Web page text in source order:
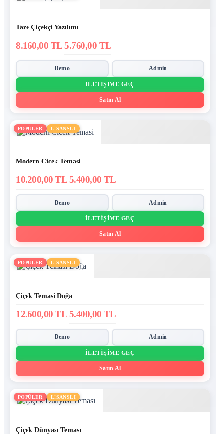
Taze Çiçekçi Yazılımı
8.160,00 TL5.760,00 TL
Demo Admin
İLETIŞIME GEÇ
Satın Al
POPÜLER LİSANSLI
Modern Cicek Temasi
10.200,00 TL5.400,00 TL
Demo Admin
İLETIŞIME GEÇ
Satın Al
POPÜLER LİSANSLI
Çiçek Temasi Doğa
12.600,00 TL5.400,00 TL
Demo Admin
İLETIŞIME GEÇ
Satın Al
POPÜLER LİSANSLI
Çiçek Dünyası Teması